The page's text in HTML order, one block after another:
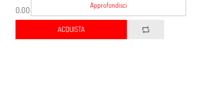
0,00 €
ACQUISTA
Approfondisci